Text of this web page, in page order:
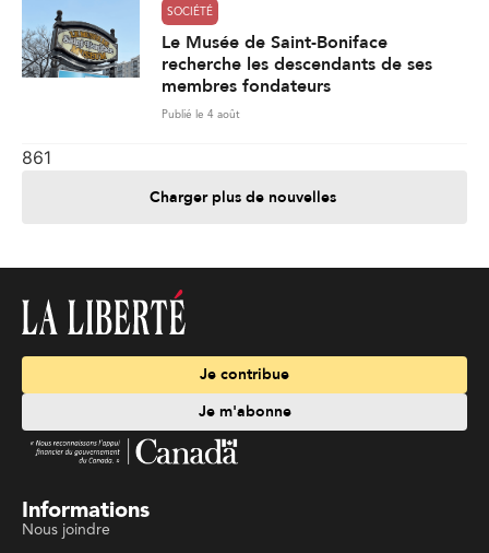
SOCIÉTÉ
Le Musée de Saint-Boniface
recherche les descendants de ses
membres fondateurs
Publié le 4 août
861
Charger plus de nouvelles
Je contribue
Je m'abonne
Informations
Nous joindre